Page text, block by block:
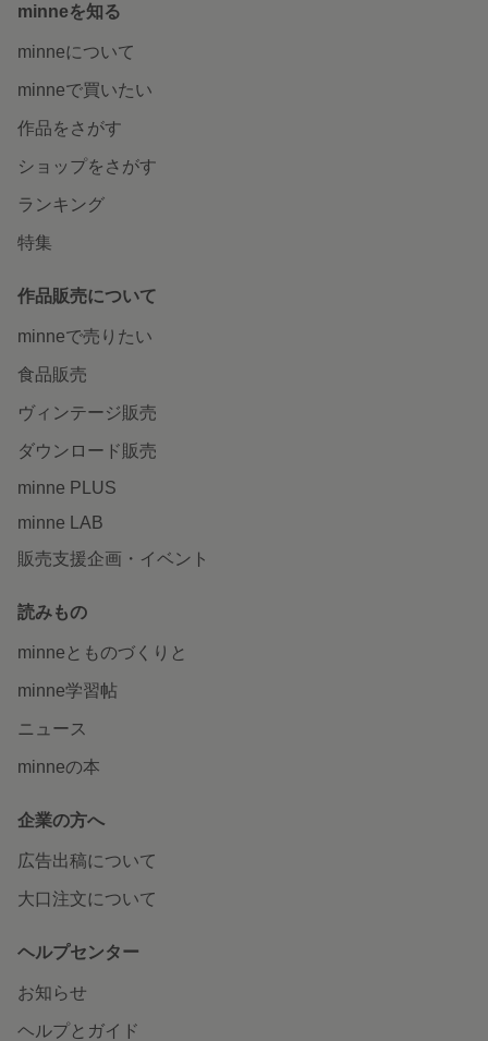
minneを知る
minneについて
minneで買いたい
作品をさがす
ショップをさがす
ランキング
特集
作品販売について
minneで売りたい
食品販売
ヴィンテージ販売
ダウンロード販売
minne PLUS
minne LAB
販売支援企画・イベント
読みもの
minneとものづくりと
minne学習帖
ニュース
minneの本
企業の方へ
広告出稿について
大口注文について
ヘルプセンター
お知らせ
ヘルプとガイド